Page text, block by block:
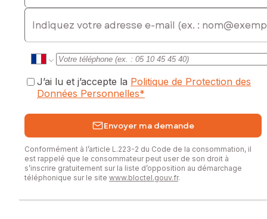
E-mail
J’ai lu et j’accepte la Politique de Protection des
Données Personnelles*
Envoyer ma demande
Conformément à l’article L.223-2 du Code de la consommation, il
est rappelé que le consommateur peut user de son droit à
s’inscrire gratuitement sur la liste d’opposition au démarchage
téléphonique sur le site www.bloctel.gouv.fr.